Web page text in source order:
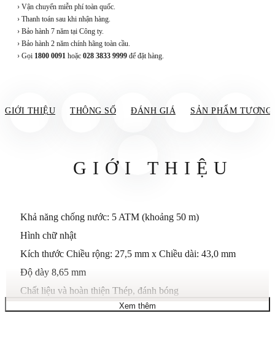
› Vận chuyển miễn phí toàn quốc.
› Thanh toán sau khi nhận hàng.
› Bảo hành 7 năm tại Công ty.
› Bảo hành 2 năm chính hãng toàn cầu.
› Gọi 1800 0091 hoặc 028 3833 9999 để đặt hàng.
GIỚI THIỆU THÔNG SỐ ĐÁNH GIÁ SẢN PHẨM TƯƠNG
GIỚI THIỆU
Khả năng chống nước: 5 ATM (khoảng 50 m)
Hình chữ nhật
Kích thước Chiều rộng: 27,5 mm x Chiều dài: 43,0 mm
Độ dày 8,65 mm
Chất liệu và hoàn thiện Thép, đánh bóng
Mặt sau Vỏ mặt sau đầy đủ, Có vít
Xem thêm